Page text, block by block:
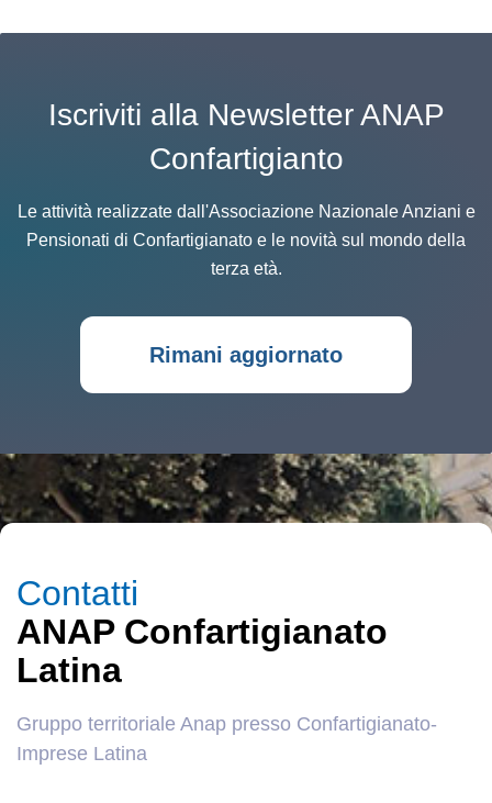
Iscriviti alla Newsletter ANAP
Confartigianto
Le attività realizzate dall'Associazione Nazionale Anziani e
Pensionati di Confartigianato e le novità sul mondo della
terza età.
Rimani aggiornato
Contatti
ANAP Confartigianato
Latina
Gruppo territoriale Anap presso Confartigianato-
Imprese Latina